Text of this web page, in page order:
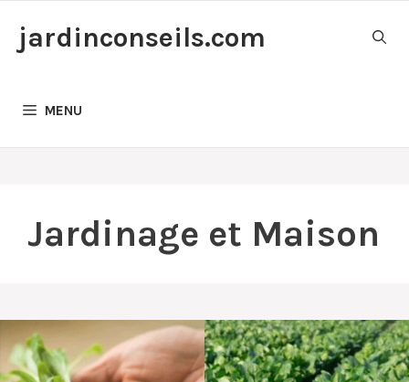
jardinconseils.com
MENU
Jardinage et Maison